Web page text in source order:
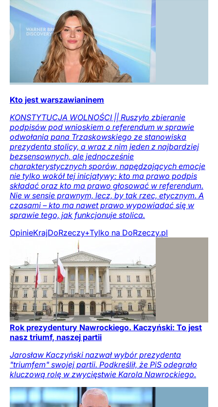
Kto jest warszawianinem
KONSTYTUCJA WOLNOŚCI || Ruszyło zbieranie
podpisów pod wnioskiem o referendum w sprawie
odwołania pana Trzaskowskiego ze stanowiska
prezydenta stolicy, a wraz z nim jeden z najbardziej
bezsensownych, ale jednocześnie
charakterystycznych sporów, napędzających emocje
nie tylko wokół tej inicjatywy: kto ma prawo podpis
składać oraz kto ma prawo głosować w referendum.
Nie w sensie prawnym, lecz, by tak rzec, etycznym. A
czasami – kto ma nawet prawo wypowiadać się w
sprawie tego, jak funkcjonuje stolica.
OpinieKrajDoRzeczy+Tylko na DoRzeczy.pl
Rok prezydentury Nawrockiego. Kaczyński: To jest
nasz triumf, naszej partii
Jarosław Kaczyński nazwał wybór prezydenta
"triumfem" swojej partii. Podkreślił, że PiS odegrało
kluczową rolę w zwycięstwie Karola Nawrockiego.